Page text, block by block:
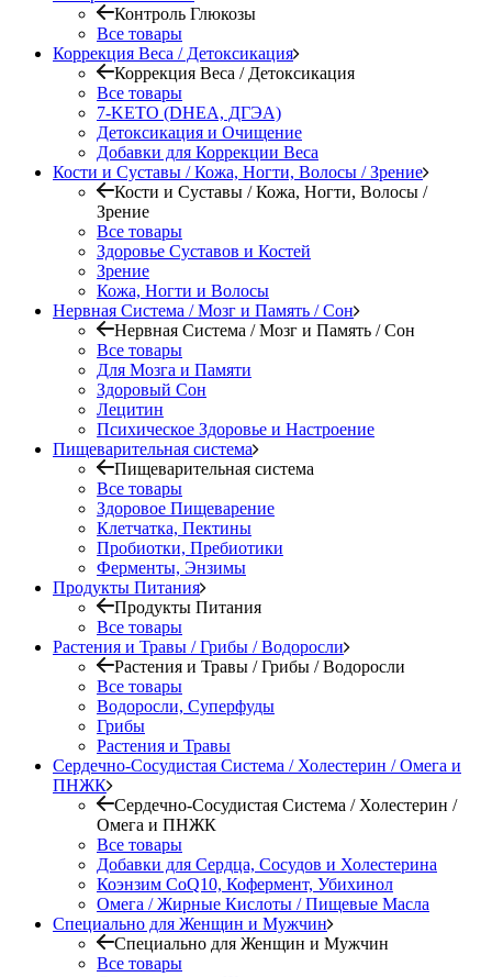
Контроль Глюкозы
Все товары
Коррекция Веса / Детоксикация
Коррекция Веса / Детоксикация
Все товары
7-KETO (DHEA, ДГЭА)
Детоксикация и Очищение
Добавки для Коррекции Веса
Кости и Суставы / Кожа, Ногти, Волосы / Зрение
Кости и Суставы / Кожа, Ногти, Волосы /
Зрение
Все товары
Здоровье Суставов и Костей
Зрение
Кожа, Ногти и Волосы
Нервная Система / Мозг и Память / Сон
Нервная Система / Мозг и Память / Сон
Все товары
Для Мозга и Памяти
Здоровый Сон
Лецитин
Психическое Здоровье и Настроение
Пищеварительная система
Пищеварительная система
Все товары
Здоровое Пищеварение
Клетчатка, Пектины
Пробиотки, Пребиотики
Ферменты, Энзимы
Продукты Питания
Продукты Питания
Все товары
Растения и Травы / Грибы / Водоросли
Растения и Травы / Грибы / Водоросли
Все товары
Водоросли, Суперфуды
Грибы
Растения и Травы
Сердечно-Сосудистая Система / Холестерин / Омега и
ПНЖК
Сердечно-Сосудистая Система / Холестерин /
Омега и ПНЖК
Все товары
Добавки для Сердца, Сосудов и Холестерина
Коэнзим CoQ10, Кофермент, Убихинол
Омега / Жирные Кислоты / Пищевые Масла
Специально для Женщин и Мужчин
Специально для Женщин и Мужчин
Все товары